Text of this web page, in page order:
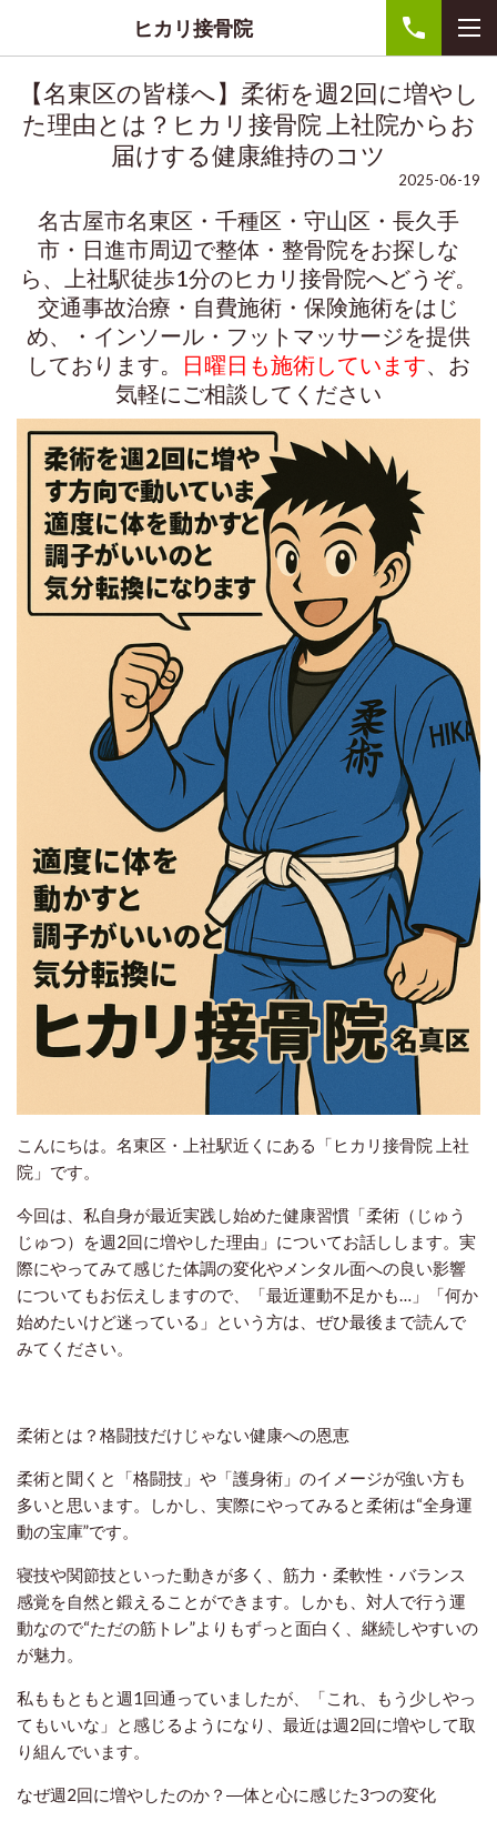
ヒカリ接骨院
【名東区の皆様へ】柔術を週2回に増やし
た理由とは？ヒカリ接骨院 上社院からお
届けする健康維持のコツ
2025-06-19
名古屋市名東区・千種区・守山区・長久手
市・日進市周辺で整体・整骨院をお探しな
ら、上社駅徒歩1分のヒカリ接骨院へどうぞ。
交通事故治療・自費施術・保険施術をはじ
め、・インソール・フットマッサージを提供
しております。
日曜日も施術しています、お
気軽にご相談してください
こんにちは。名東区・上社駅近くにある「ヒカリ接骨院 上社
院」です。
今回は、私自身が最近実践し始めた健康習慣「柔術（じゅう
じゅつ）を週2回に増やした理由」についてお話しします。実
際にやってみて感じた体調の変化やメンタル面への良い影響
についてもお伝えしますので、「最近運動不足かも…」「何か
始めたいけど迷っている」という方は、ぜひ最後まで読んで
みてください。
柔術とは？格闘技だけじゃない健康への恩恵
柔術と聞くと「格闘技」や「護身術」のイメージが強い方も
多いと思います。しかし、実際にやってみると柔術は“全身運
動の宝庫”です。
寝技や関節技といった動きが多く、筋力・柔軟性・バランス
感覚を自然と鍛えることができます。しかも、対人で行う運
動なので“ただの筋トレ”よりもずっと面白く、継続しやすいの
が魅力。
私ももともと週1回通っていましたが、「これ、もう少しやっ
てもいいな」と感じるようになり、最近は週2回に増やして取
り組んでいます。
なぜ週2回に増やしたのか？―体と心に感じた3つの変化